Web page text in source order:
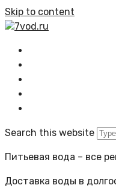
Skip to content
7vod.ru
Search this website
Питьевая вода – все
Доставка воды в